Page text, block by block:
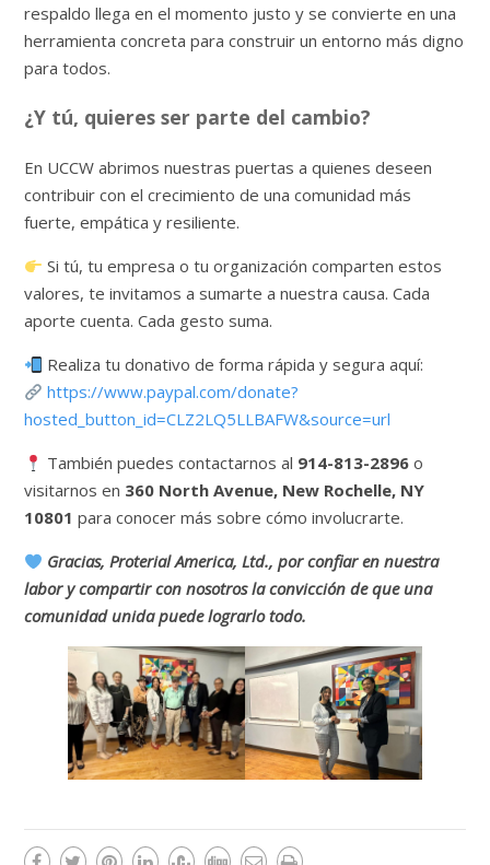
respaldo llega en el momento justo y se convierte en una
herramienta concreta para construir un entorno más digno
para todos.
¿Y tú, quieres ser parte del cambio?
En UCCW abrimos nuestras puertas a quienes deseen
contribuir con el crecimiento de una comunidad más
fuerte, empática y resiliente.
Si tú, tu empresa o tu organización comparten estos
valores, te invitamos a sumarte a nuestra causa. Cada
aporte cuenta. Cada gesto suma.
Realiza tu donativo de forma rápida y segura aquí:
https://www.paypal.com/donate?
hosted_button_id=CLZ2LQ5LLBAFW&source=url
También puedes contactarnos al 914-813-2896o
visitarnos en 360 North Avenue, New Rochelle, NY
10801 para conocer más sobre cómo involucrarte.
Gracias, Proterial America, Ltd., por confiar en nuestra
labor y compartir con nosotros la convicción de que una
comunidad unida puede lograrlo todo.